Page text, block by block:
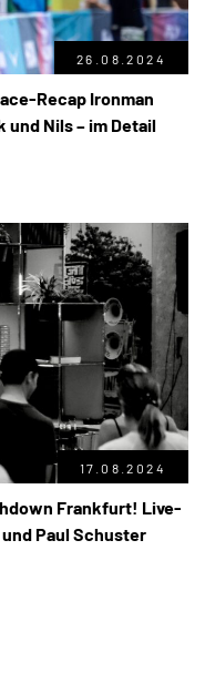
26.08.2024
Recap Ironman
und Nils – im Detail
17.08.2024
Frankfurt! Live-
Paul Schuster